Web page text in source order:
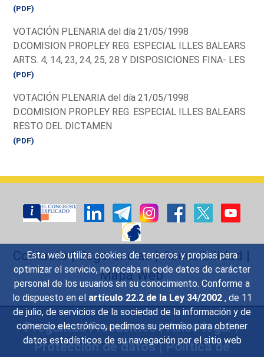
Esta web utiliza cookies de terceros y propias para
optimizar el servicio, no recaba ni cede datos de carácter
personal de los usuarios sin su conocimiento. Conforme a
lo dispuesto en el artículo 22.2 de la Ley 34/2002 , de 11
de julio, de servicios de la sociedad de la información y de
comercio electrónico, pedimos su permiso para obtener
datos estadísticos de su navegación por el sitio web
(PDF)
VOTACIÓN PLENARIA del día 21/05/1998
D.COMISION PROP.LEY REG. ESPECIAL ILLES BALEARS
ARTS. 4, 14, 23, 24, 25, 28 Y DISPOSICIONES FINA- LES
(PDF)
VOTACIÓN PLENARIA del día 21/05/1998
D.COMISION PROP.LEY REG. ESPECIAL ILLES BALEARS
RESTO DEL DICTAMEN
(PDF)
Contacto|Sugerencias|Accesibilidad |
Mapa Web
Preguntas Frecuentes|Aviso legal|
Protección de datos|Política de